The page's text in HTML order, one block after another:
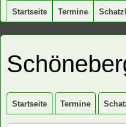
Startseite Termine
Startseite Termine